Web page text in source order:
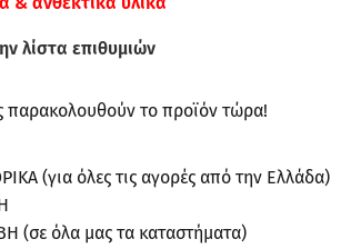
λίστα επιθυμιών
παρακολουθούν το προϊόν τώρα!
(για όλες τις αγορές από την Ελλάδα)
(σε όλα μας τα καταστήματα)